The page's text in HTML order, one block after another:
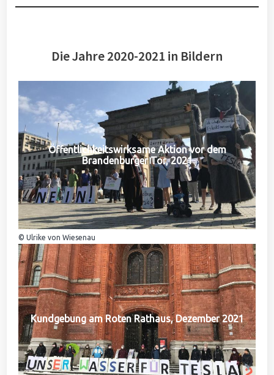
Die Jahre 2020-2021 in Bildern
Öffentlichkeitswirksame Aktion vor dem
Brandenburger Tor, 2021
© Ulrike von Wiesenau
Kundgebung am Roten Rathaus, Dezember 2021